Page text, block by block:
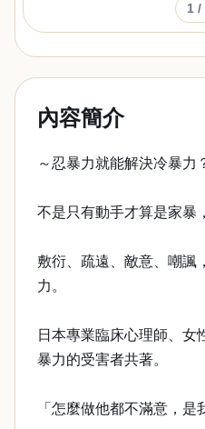
1 /
內容簡介
～忍暴力就能解決冷暴力
不是只有動手才算是家暴，
敷衍、疏遠、敵意、嘲諷
力。
日本專業臨床心理師、女
暴力的受害者共著。
「怎麼做他都不滿意，是